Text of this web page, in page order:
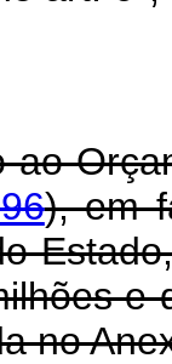
ao
), em
e
no